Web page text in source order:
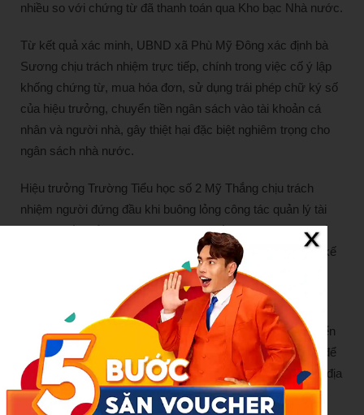
nhiều so với chứng từ đã thanh toán qua Kho bạc Nhà nước.
Từ kết quả xác minh, UBND xã Phù Mỹ Đông xác định bà
Sương chịu trách nhiệm trực tiếp, chính trong việc cố ý lập
khống chứng từ, mua hóa đơn, sử dụng trái phép chữ ký số
của hiệu trưởng, chuyển tiền ngân sách vào tài khoản cá
nhân và người nhà, gây thiệt hại đặc biệt nghiêm trọng cho
ngân sách nhà nước.
Hiệu trưởng Trường Tiểu học số 2 Mỹ Thắng chịu trách
nhiệm người đứng đầu khi buông lỏng công tác quản lý tài
chính, thiếu kiểm tra, giám sát; giao kế toán giữ chữ ký số
trái quy định, ký duyệt chứng từ khống, tạo điều kiện cho kế
Trao đổi với Lao Động, ông Trần Minh Thông – Chủ tịch
UBND xã Phù Mỹ Đông – xác nhận, địa phương đã chuyển
toàn bộ hồ sơ vụ việc sang Cơ quan CSĐT Công an tỉnh để
tiếp tục điều tra, xử lý theo quy định. Khi có kết quả xử lý, địa
phương sẽ thông tin đến báo chí.